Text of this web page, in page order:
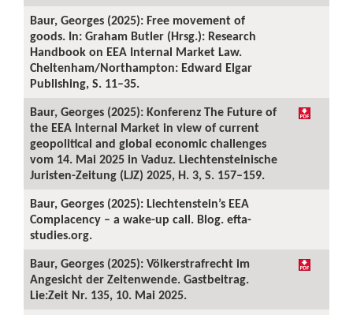
Baur, Georges (2025): Free movement of
goods. In: Graham Butler (Hrsg.): Research
Handbook on EEA Internal Market Law.
Cheltenham/Northampton: Edward Elgar
Publishing, S. 11–35.
Baur, Georges (2025): Konferenz The Future of
the EEA Internal Market in view of current
geopolitical and global economic challenges
vom 14. Mai 2025 in Vaduz. Liechtensteinische
Juristen-Zeitung (LJZ) 2025, H. 3, S. 157–159.
Baur, Georges (2025): Liechtenstein’s EEA
Complacency – a wake-up call. Blog. efta-
studies.org.
Baur, Georges (2025): Völkerstrafrecht im
Angesicht der Zeitenwende. Gastbeitrag.
Lie:Zeit Nr. 135, 10. Mai 2025.